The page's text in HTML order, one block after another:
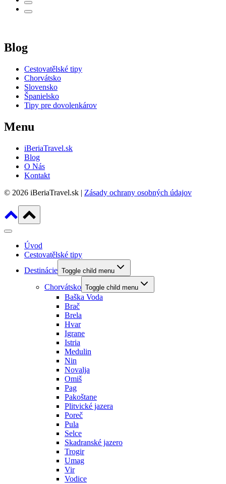
Blog
Cestovatělské tipy
Chorvátsko
Slovensko
Španielsko
Tipy pre dovolenkárov
Menu
iBeriaTravel.sk
Blog
O Nás
Kontakt
© 2026 iBeriaTravel.sk | Zásady ochrany osobných údajov
Úvod
Cestovatělské tipy
Destinácie Toggle child menu
Chorvátsko Toggle child menu
Baška Voda
Brač
Brela
Hvar
Igrane
Istria
Medulin
Nin
Novalja
Omiš
Pag
Pakoštane
Plitvické jazera
Poreč
Pula
Selce
Skadranské jazero
Trogir
Umag
Vir
Vodice